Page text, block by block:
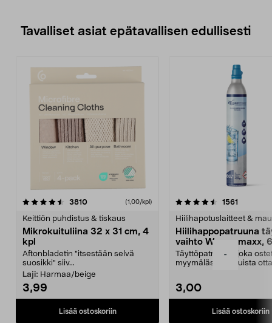
-
Tavalliset asiat epätavallisen edullisesti
3810arvostelut (1,00/kpl)
Keittiön puhdistus & tiskaus
Mikrokuituliina 32 x 31 cm, 4
kpl
Aftonbladetin "itsestään selvä
suosikki" siiv...
Laji: Harmaa/beige
3,99
Lisää ostoskoriin
4.5viidestä
1561
Hiilihapotuslaitteet &
Hiilihappopatruuna
vaihto Wassermaxx,
Täyttöpatruuna, joka
myymälästä – muista
3,00
Lisää ostoskoriin
4.5viidestä